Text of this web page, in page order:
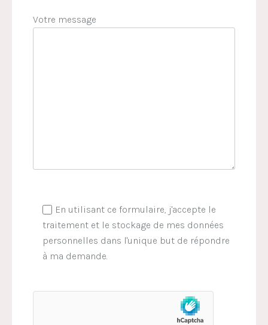
Votre message
En utilisant ce formulaire, j'accepte le
traitement et le stockage de mes données
personnelles dans l'unique but de répondre
à ma demande.